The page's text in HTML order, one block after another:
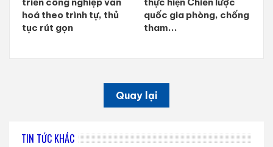
hoá theo trình tự, thủ
tục rút gọn
quốc gia phòng, chống
tham...
Quay lại
TIN TỨC KHÁC